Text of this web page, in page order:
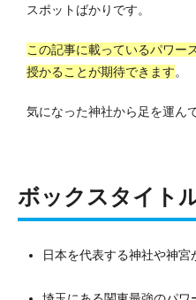
スポットばかりです。
この記事に載っているパワー
授かることが期待できます。
気になった神社から足を運ん
ボックスタイト
日本を代表する神社や神宮